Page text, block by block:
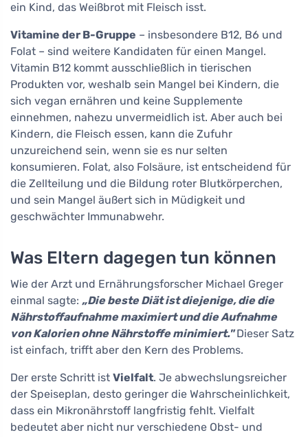
ein Kind, das Weißbrot mit Fleisch isst.
Vitamine der B-Gruppe – insbesondere B12, B6 und
Folat – sind weitere Kandidaten für einen Mangel.
Vitamin B12 kommt ausschließlich in tierischen
Produkten vor, weshalb sein Mangel bei Kindern, die
sich vegan ernähren und keine Supplemente
einnehmen, nahezu unvermeidlich ist. Aber auch bei
Kindern, die Fleisch essen, kann die Zufuhr
unzureichend sein, wenn sie es nur selten
konsumieren. Folat, also Folsäure, ist entscheidend für
die Zellteilung und die Bildung roter Blutkörperchen,
und sein Mangel äußert sich in Müdigkeit und
geschwächter Immunabwehr.
Was Eltern dagegen tun können
Wie der Arzt und Ernährungsforscher Michael Greger
einmal sagte: „Die beste Diät ist diejenige, die die
Nährstoffaufnahme maximiert und die Aufnahme
von Kalorien ohne Nährstoffe minimiert."Dieser Satz
ist einfach, trifft aber den Kern des Problems.
Der erste Schritt ist Vielfalt. Je abwechslungsreicher
der Speiseplan, desto geringer die Wahrscheinlichkeit,
dass ein Mikronährstoff langfristig fehlt. Vielfalt
bedeutet aber nicht nur verschiedene Obst- und